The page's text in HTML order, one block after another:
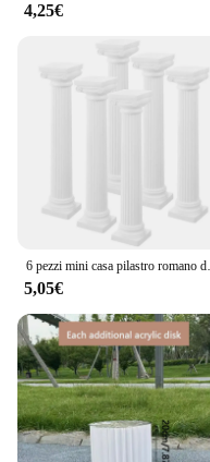
4,25€
6 pezzi mini casa
5,05€